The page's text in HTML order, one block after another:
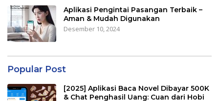
Aplikasi Pengintai Pasangan Terbaik –
Aman & Mudah Digunakan
Desember 10, 2024
Popular Post
[2025] Aplikasi Baca Novel Dibayar 500K
& Chat Penghasil Uang: Cuan dari Hobi